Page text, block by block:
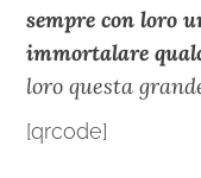
sempre con loro
immortalare
loro questa
[qrcode]